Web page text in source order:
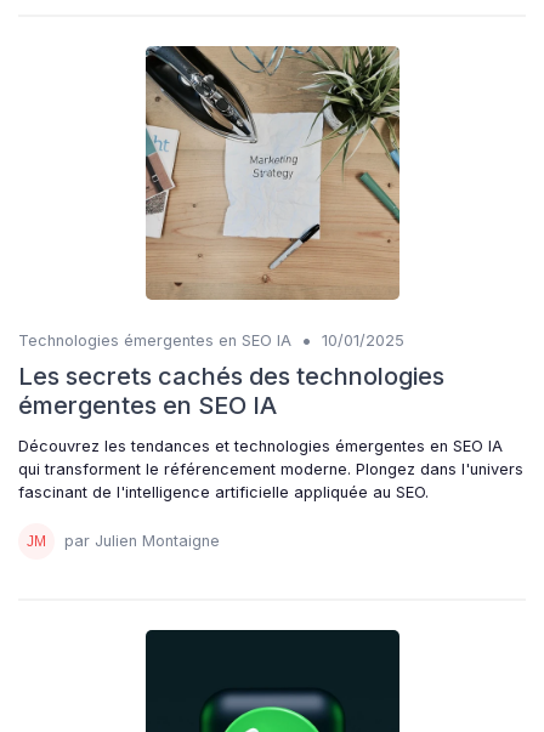
Technologies émergentes en SEO IA • 10/01/2025
Les secrets cachés des technologies
émergentes en SEO IA
Découvrez les tendances et technologies émergentes en SEO IA
qui transforment le référencement moderne. Plongez dans l'univers
fascinant de l'intelligence artificielle appliquée au SEO.
par Julien Montaigne